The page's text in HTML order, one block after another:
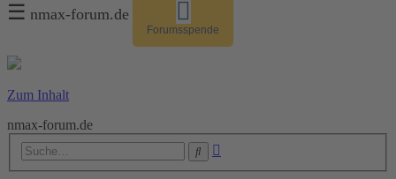
☰ nmax-forum.de
Forumsspende
Zum Inhalt
nmax-forum.de
Suche